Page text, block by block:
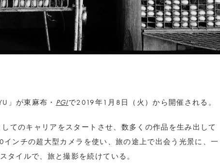
」が東麻布・ PGIで2019年1月8日（火）から開催される。
てのキャリアをスタートさせ、数多くの作品を生み出して
ンチの超大型カメラを使い、旅の途上で出会う光景に、一
タイルで、旅と撮影を続けている。